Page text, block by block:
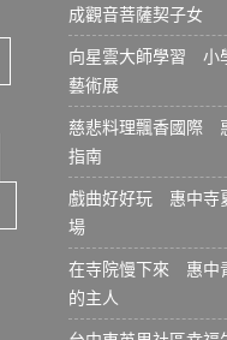
成觀音菩薩契子女
向星雲大師學習 小
藝術展
慈悲料理飄香國際
指南
戲曲好好玩 惠中寺
場
在寺院慢下來 惠中
的主人